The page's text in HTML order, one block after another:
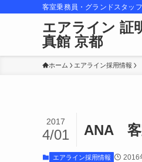
客室乗務員・グランドスタッ
エアライン 証
真館 京都
ホーム エアライン採用情報
ANA 客
2017
4/01
エアライン採用情報 2016